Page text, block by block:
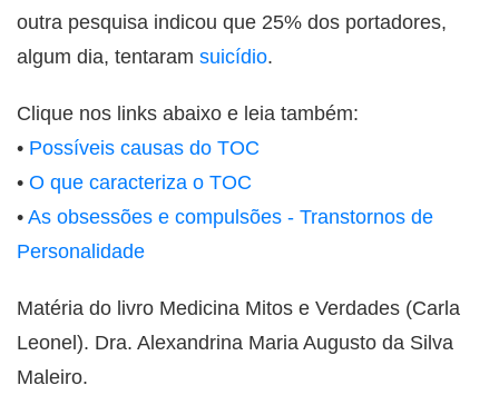
outra pesquisa indicou que 25% dos portadores,
algum dia, tentaram suicídio.
Clique nos links abaixo e leia também:
• Possíveis causas do TOC
• O que caracteriza o TOC
• As obsessões e compulsões - Transtornos de
Personalidade
Matéria do livro Medicina Mitos e Verdades (Carla
Leonel). Dra. Alexandrina Maria Augusto da Silva
Maleiro.